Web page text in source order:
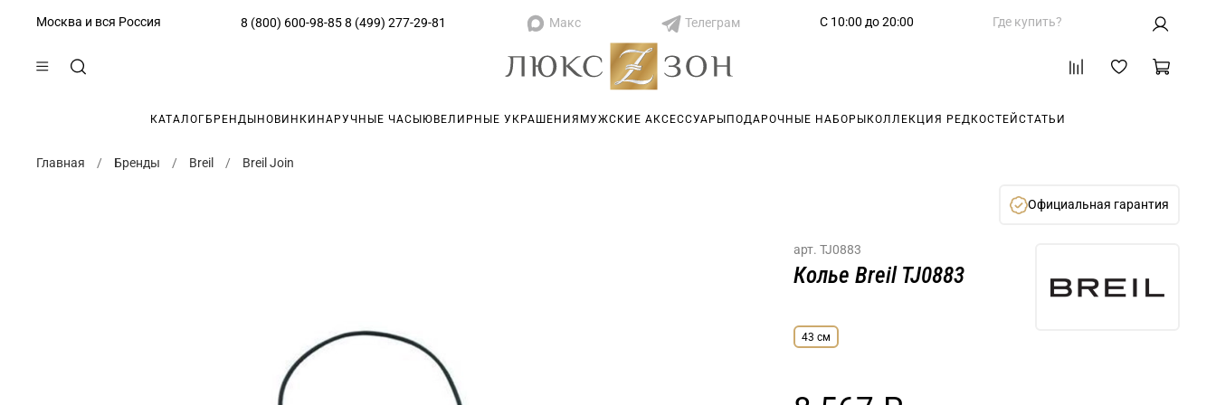
Москва и вся Россия 8 (800) 600-98-85 8 (499) 277-29-81 Макс Телеграм С 10:00 до 20:00 Где купить?
КАТАЛОГ БРЕНДЫ НОВИНКИ НАРУЧНЫЕ ЧАСЫ ЮВЕЛИРНЫЕ УКРАШЕНИЯ МУЖСКИЕ АКСЕССУАРЫ ПОДАРОЧНЫЕ НАБОРЫ КОЛЛЕКЦИЯ РЕДКОСТЕЙ СТАТЬИ
Главная Бренды Breil Breil Join
Официальная гарантия
арт. TJ0883
Колье Breil TJ0883
43 см